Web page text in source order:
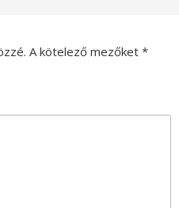
A kötelező mezőket *